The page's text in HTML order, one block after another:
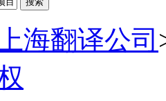
上海翻译公司